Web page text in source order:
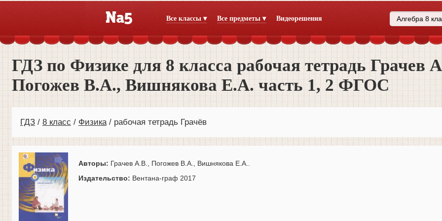
Все классы ▾ Все предметы ▾ Видеорешения
ГДЗ по Физике для 8 класса рабочая тетрадь Грачев
Погожев В.А., Вишнякова Е.А. часть 1, 2 ФГОС
ГДЗ 8 класс Физика рабочая тетрадь Грачёв
Авторы: Грачев А.В., Погожев В.А., Вишнякова Е.А..
Издательство: Вентана-граф 2017